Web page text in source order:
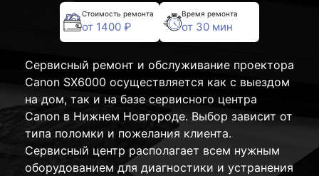
Стоимость ремонта
от 1400 ₽
Время ремонта
от 30 мин
Сервисный ремонт и обслуживание проектора
Canon SX6000 осуществляется как с выездом
на дом, так и на базе сервисного центра
Canon в Нижнем Новгороде. Выбор зависит от
типа поломки и пожелания клиента.
Сервисный центр располагает всем нужным
оборудованием для диагностики и устранения